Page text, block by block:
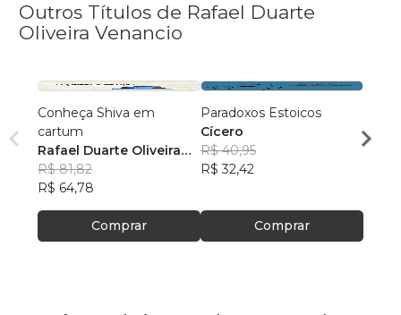
Outros Títulos de Rafael Duarte
Oliveira Venancio
Conheça Shiva em
cartum
Rafael Duarte Oliveira
Venancio
R$ 81,82
R$ 64,78
Comprar
Paradoxos Estoicos
Cícero
R$ 40,95
R$ 32,42
Comprar